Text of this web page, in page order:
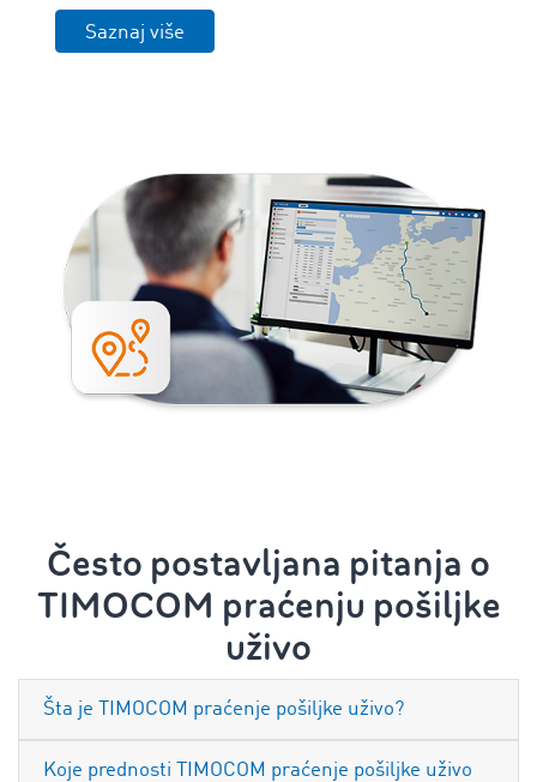
Saznaj više
Često postavljana pitanja o
TIMOCOM praćenju pošiljke
uživo
Šta je TIMOCOM praćenje pošiljke uživo?
Koje prednosti TIMOCOM praćenje pošiljke uživo